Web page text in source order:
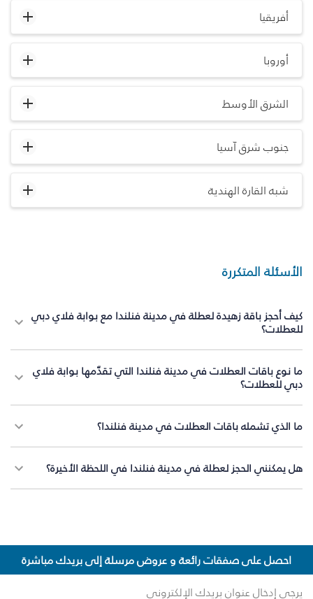
أفريقيا
أوروبا
الشرق الأوسط
جنوب شرق آسيا
شبه القارة الهندية
الأسئلة المتكررة
كيف أحجز باقة زهيدة لعطلة في مدينة فنلندا مع بوابة فلاي دبي
للعطلات؟
ما نوع باقات العطلات في مدينة فنلندا التي تقدّمها بوابة فلاي
دبي للعطلات؟
ما الذي تشمله باقات العطلات في مدينة فنلندا؟
هل يمكنني الحجز لعطلة في مدينة فنلندا في اللحظة الأخيرة؟
احصل على صفقات رائعة و عروض مرسلة إلى بريدك مباشرة